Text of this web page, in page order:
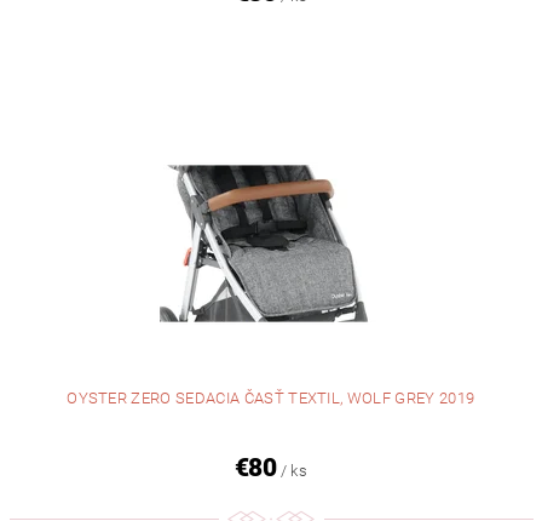
OYSTER ZERO SEDACIA ČASŤ TEXTIL, WOLF GREY 2019
€80 / ks